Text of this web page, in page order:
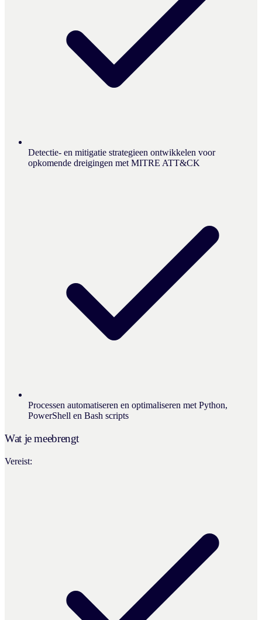
Detectie- en mitigatie strategieen ontwikkelen voor
opkomende dreigingen met MITRE ATT&CK
Processen automatiseren en optimaliseren met Python,
PowerShell en Bash scripts
Wat je meebrengt
Vereist: